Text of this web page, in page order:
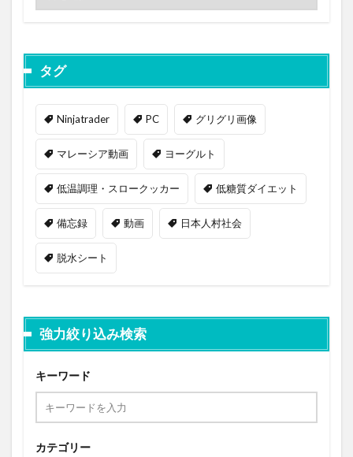
タグ
Ninjatrader PC グリグリ画像
マレーシア動画 ヨーグルト
低温調理・スロークッカー 低糖質ダイエット
備忘録 動画 日本人村社会
脱水シート
強力絞り込み検索
キーワード
カテゴリー